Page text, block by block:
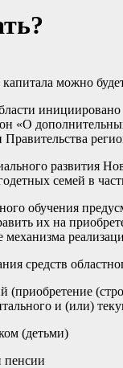
капитала можно
«О
развития
семей в
обучения
их на
средств
и (или)
(детьми)
пенсии